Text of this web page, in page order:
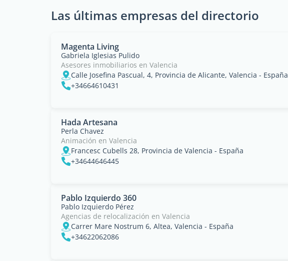
Las últimas empresas del directorio
Magenta Living
Gabriela Iglesias Pulido
Asesores inmobiliarios en Valencia
Calle Josefina Pascual, 4, Provincia de Alicante, Valencia - España
+34664610431
Hada Artesana
Perla Chavez
Animación en Valencia
Francesc Cubells 28, Provincia de Valencia - España
+34644646445
Pablo Izquierdo 360
Pablo Izquierdo Pérez
Agencias de relocalización en Valencia
Carrer Mare Nostrum 6, Altea, Valencia - España
+34622062086